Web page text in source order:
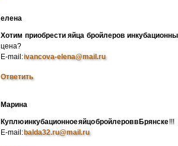
елена
Хотим приобрести яйца бройлеров
цена?
E-mail:ivancova-elena@mail.ru
Ответить
Марина
Куплю инкубационное яйцо бройлеров в Брянске!!!
E-mail:balda32.ru@mail.ru